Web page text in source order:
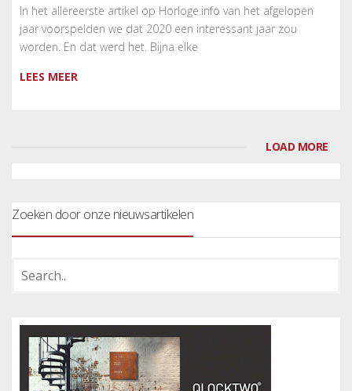
In het allereerste artikel op Horloge.info van het afgelopen
jaar voorspelden we dat 2020 een interessant jaar zou
worden. En dat werd het. Bijna elke
LEES MEER
LOAD MORE
Zoeken door onze nieuwsartikelen